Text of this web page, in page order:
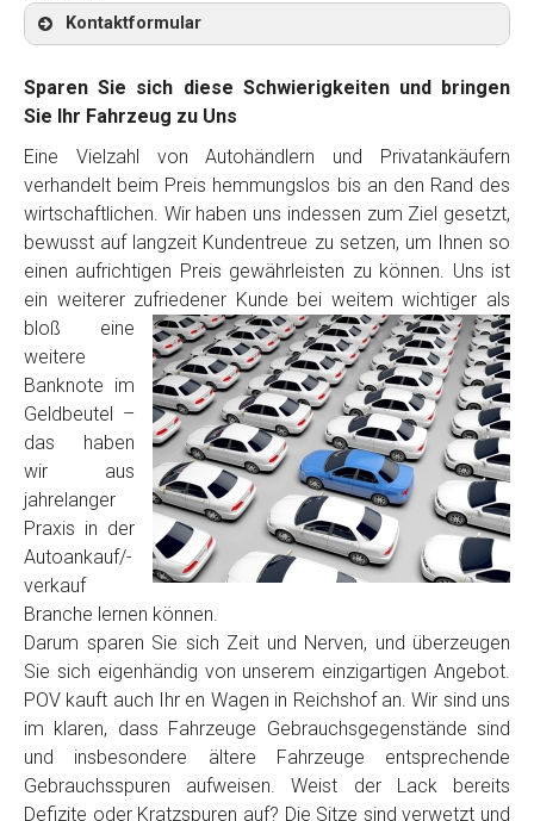
Kontaktformular
Kontaktformular
Marke*
Model*
Baujahr
Getriebe
Bekannte Schäden
Preisvorstellung
Name*
Sparen Sie sich diese Schwierigkeiten und bringen
Sie Ihr Fahrzeug zu Uns
Eine Vielzahl von Autohändlern und Privatankäufern
verhandelt beim Preis hemmungslos bis an den Rand des
wirtschaftlichen. Wir haben uns indessen zum Ziel gesetzt,
bewusst auf langzeit Kundentreue zu setzen, um Ihnen so
einen aufrichtigen Preis gewährleisten zu können. Uns ist
ein weiterer zufriedener Kunde bei weitem wichtiger als
bloß eine
weitere
Banknote im
Geldbeutel –
das haben
wir aus
jahrelanger
Praxis in der
Autoankauf/-
verkauf
Branche lernen können.
Darum sparen Sie sich Zeit und Nerven, und überzeugen
Sie sich eigenhändig von unserem einzigartigen Angebot.
POV kauft auch Ihr en Wagen in Reichshof an. Wir sind uns
im klaren, dass Fahrzeuge Gebrauchsgegenstände sind
und insbesondere ältere Fahrzeuge entsprechende
Gebrauchsspuren aufweisen. Weist der Lack bereits
Defizite oder Kratzspuren auf? Die Sitze sind verwetzt und